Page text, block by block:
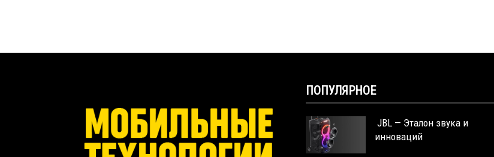
ПОПУЛЯРНОЕ
JBL — Эталон звука и
инноваций